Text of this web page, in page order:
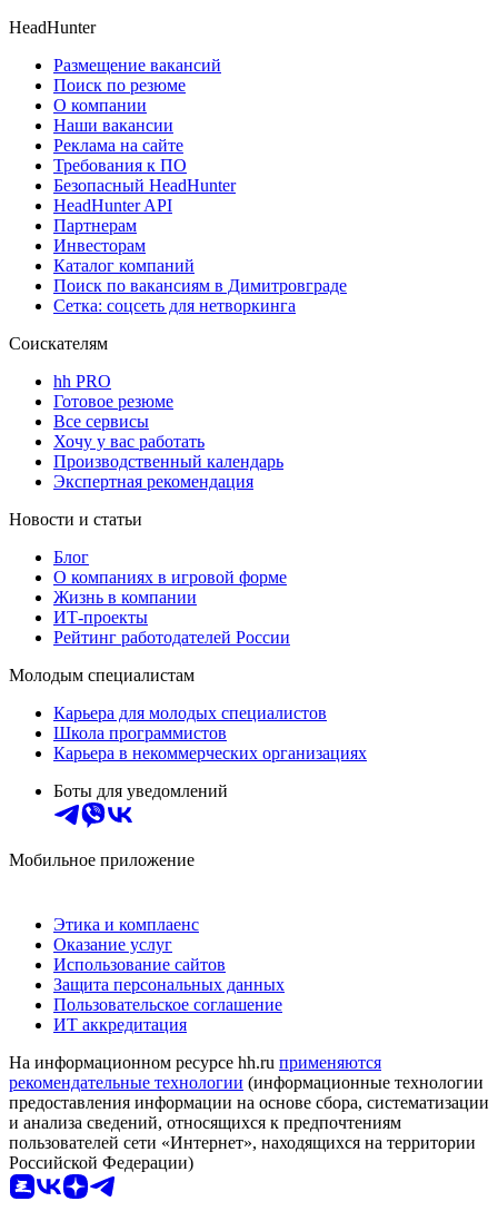
HeadHunter
Размещение вакансий
Поиск по резюме
О компании
Наши вакансии
Реклама на сайте
Требования к ПО
Безопасный HeadHunter
HeadHunter API
Партнерам
Инвесторам
Каталог компаний
Поиск по вакансиям в Димитровграде
Сетка: соцсеть для нетворкинга
Соискателям
hh PRO
Готовое резюме
Все сервисы
Хочу у вас работать
Производственный календарь
Экспертная рекомендация
Новости и статьи
Блог
О компаниях в игровой форме
Жизнь в компании
ИТ-проекты
Рейтинг работодателей России
Молодым специалистам
Карьера для молодых специалистов
Школа программистов
Карьера в некоммерческих организациях
Боты для уведомлений
Мобильное приложение
Этика и комплаенс
Оказание услуг
Использование сайтов
Защита персональных данных
Пользовательское соглашение
ИТ аккредитация
На информационном ресурсе hh.ru применяются
рекомендательные технологии (информационные технологии
предоставления информации на основе сбора, систематизации
и анализа сведений, относящихся к предпочтениям
пользователей сети «Интернет», находящихся на территории
Российской Федерации)